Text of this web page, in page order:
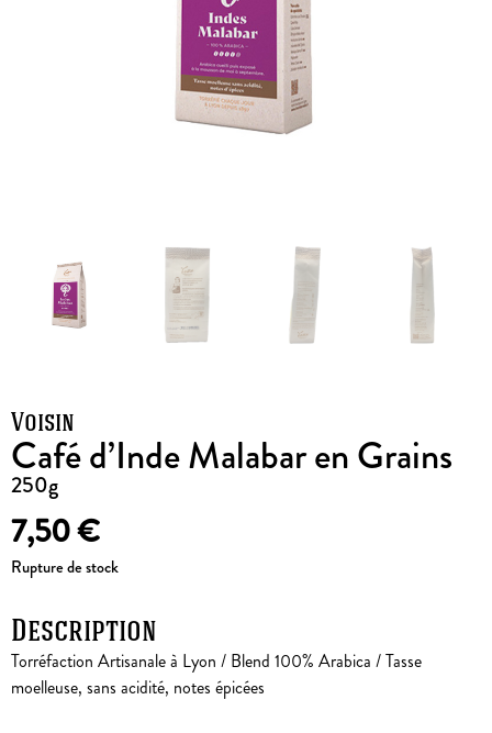
Voisin
Café d’Inde Malabar en Grains
250g
7,50€
Rupture de stock
Description
Torréfaction Artisanale à Lyon / Blend 100% Arabica / Tasse
moelleuse, sans acidité, notes épicées